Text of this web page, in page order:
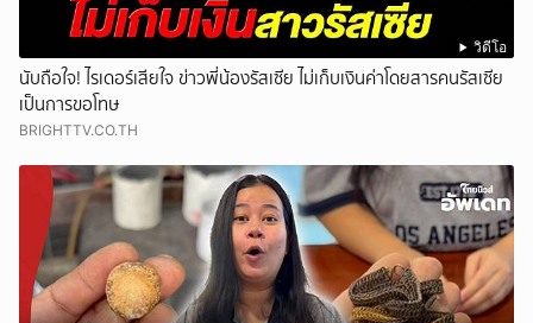
วิดีโอ
นับถือใจ! ไรเดอร์เสียใจ ข่าวพี่น้องรัสเซีย ไม่เก็บเงินค่าโดยสารคนรัสเซีย
เป็นการขอโทษ
BRIGHTTV.CO.TH